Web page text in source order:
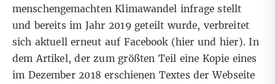
menschengemachten Klimawandel infrage stellt
und bereitsim Jahr 2019 geteiltwurde, verbreitet
sich aktuell erneut auf Facebook (hier undhier). In
dem Artikel, der zum größten Teil eine Kopie eines
im Dezember 2018 erschienen Textes der Webseite